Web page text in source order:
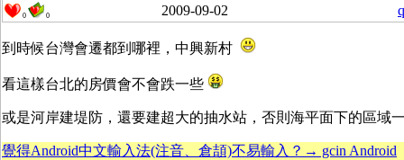
0 0 2009-09-02
到時候台灣會遷都到哪裡，中興新村
看這樣台北的房價會不會跌一些
或是河岸建堤防，還要建超大的抽水站，否則海平面下的區域
覺得Android中文輸入法(注音、倉頡)不易輸入？→ gcin Android